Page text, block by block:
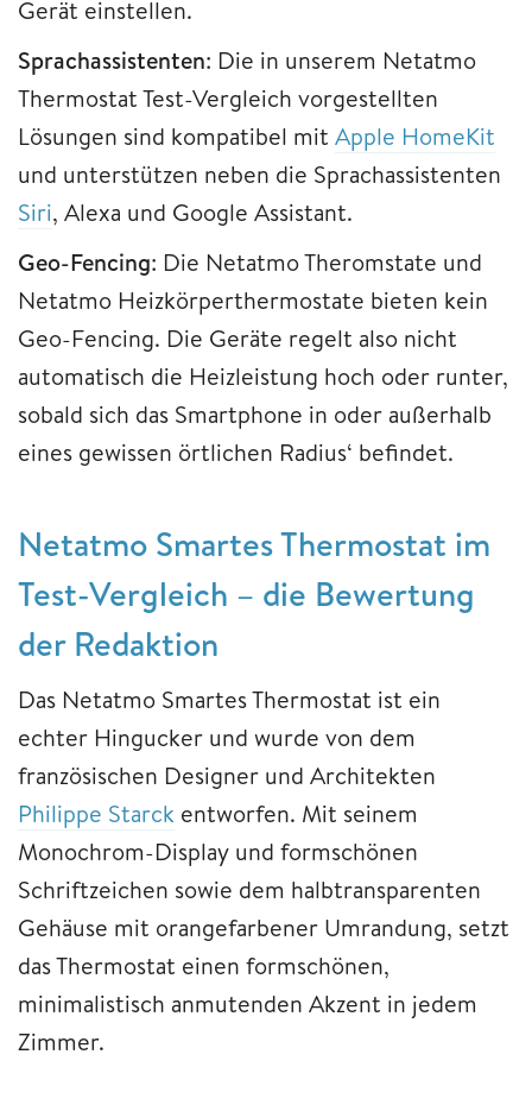
Gerät einstellen.
Sprachassistenten: Die in unserem Netatmo
Thermostat Test-Vergleich vorgestellten
Lösungen sind kompatibel mit Apple HomeKit
und unterstützen neben die Sprachassistenten
Siri, Alexa und Google Assistant.
Geo-Fencing: Die Netatmo Theromstate und
Netatmo Heizkörperthermostate bieten kein
Geo-Fencing. Die Geräte regelt also nicht
automatisch die Heizleistung hoch oder runter,
sobald sich das Smartphone in oder außerhalb
eines gewissen örtlichen Radius‘ befindet.
Netatmo Smartes Thermostat im
Test-Vergleich – die Bewertung
der Redaktion
Das Netatmo Smartes Thermostat ist ein
echter Hingucker und wurde von dem
französischen Designer und Architekten
Philippe Starck entworfen. Mit seinem
Monochrom-Display und formschönen
Schriftzeichen sowie dem halbtransparenten
Gehäuse mit orangefarbener Umrandung, setzt
das Thermostat einen formschönen,
minimalistisch anmutenden Akzent in jedem
Zimmer.